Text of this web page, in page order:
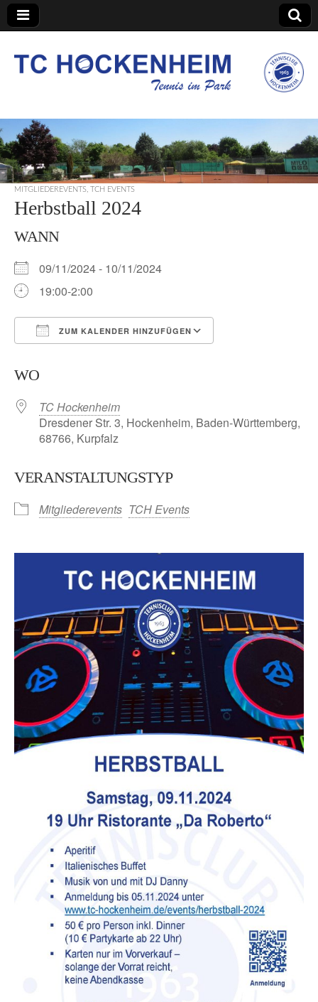
TC Hockenheim
MITGLIEDEREVENTS TCH EVENTS
Herbstball 2024
WANN
09/11/2024 - 10/11/2024
19:00-2:00
ZUM KALENDER HINZUFÜGEN
WO
TC Hockenheim
Dresdener Str. 3, Hockenheim, Baden-Württemberg,
68766, Kurpfalz
VERANSTALTUNGSTYP
Mitgliederevents TCH Events